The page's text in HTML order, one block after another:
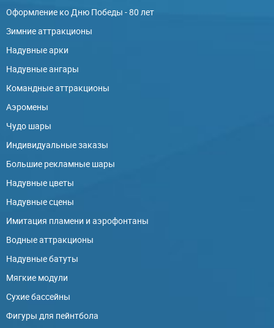
Оформление ко Дню Победы - 80 лет
Зимние аттракционы
Надувные арки
Надувные ангары
Командные аттракционы
Аэромены
Чудо шары
Индивидуальные заказы
Большие рекламные шары
Надувные цветы
Надувные сцены
Имитация пламени и аэрофонтаны
Водные аттракционы
Надувные батуты
Мягкие модули
Сухие бассейны
Фигуры для пейнтбола